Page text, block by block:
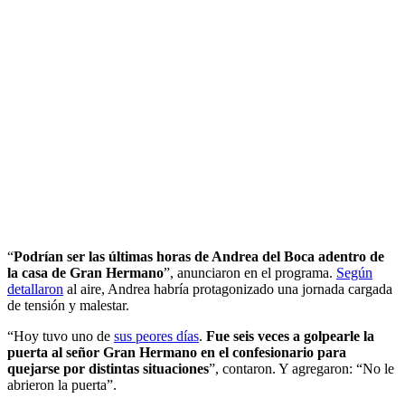
“Podrían ser las últimas horas de Andrea del Boca adentro de
la casa de Gran Hermano”, anunciaron en el programa. Según
detallaron al aire, Andrea habría protagonizado una jornada cargada
de tensión y malestar.
“Hoy tuvo uno de sus peores días. Fue seis veces a golpearle la
puerta al señor Gran Hermano en el confesionario para
quejarse por distintas situaciones”, contaron. Y agregaron: “No le
abrieron la puerta”.